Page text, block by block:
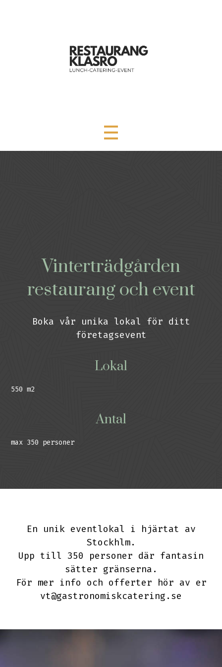
Vinterträdgården
restaurang och event
Boka vår unika lokal för ditt
företagsevent
Lokal
550 m2
Antal
max 350 personer
En unik eventlokal i hjärtat av
Stockhlm.
Upp till 350 personer där fantasin
sätter gränserna.
För mer info och offerter hör av er
vt@gastronomiskcatering.se